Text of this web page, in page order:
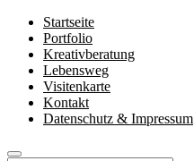
Startseite
Portfolio
Kreativberatung
Lebensweg
Visitenkarte
Kontakt
Datenschutz & Impressum